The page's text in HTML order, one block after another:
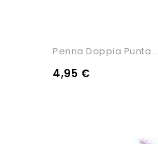
Penna Doppia Punta...
4,95 €